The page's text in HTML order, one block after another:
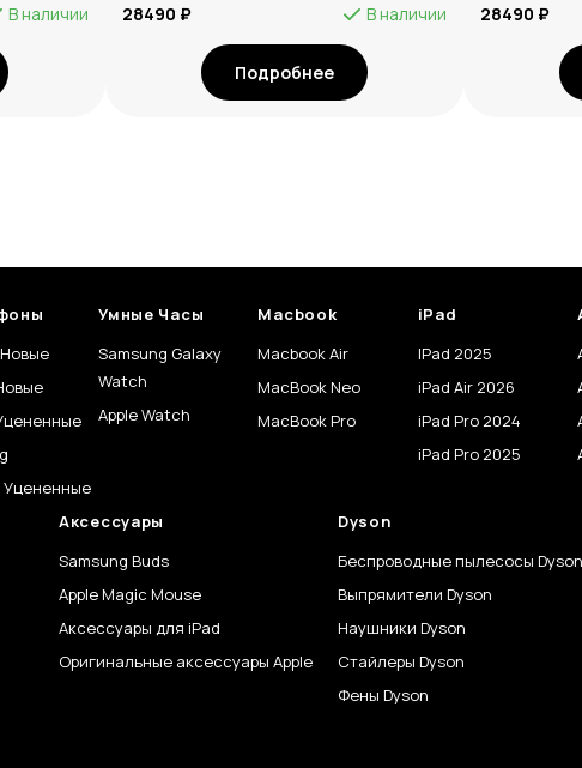
В наличии
28490 ₽
В наличии
Подробнее
28490 ₽
Уцененные
Умные Часы
Samsung Galaxy
Watch
Apple Watch
Macbook
Macbook Air
MacBook Neo
MacBook Pro
iPad
IPad 2025
iPad Air 2026
iPad Pro 2024
iPad Pro 2025
Аксессуары
Samsung Buds
Apple Magic Mouse
Аксессуары для iPad
Оригинальные аксессуары Apple
Dyson
Беспроводные пылесосы Dyson
Выпрямители Dyson
Наушники Dyson
Стайлеры Dyson
Фены Dyson